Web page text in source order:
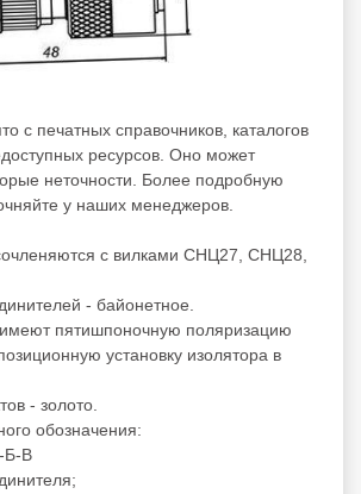
с печатных справочников, каталогов
ресурсов. Оно может
неточности. Более подробную
у наших менеджеров.
с вилками СНЦ27, СНЦ28,
- байонетное.
имеют пятишпоночную поляризацию
установку изолятора в
- золото.
обозначения:
Б-В